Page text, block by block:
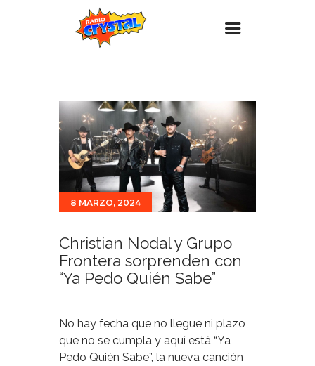
Estaciones
Eventos
Promociones
Noticias
Para ti
8 MARZO, 2024
Christian Nodal y Grupo
Frontera sorprenden con
“Ya Pedo Quién Sabe”
No hay fecha que no llegue ni plazo
que no se cumpla y aquí está “Ya
Pedo Quién Sabe”, la nueva canción